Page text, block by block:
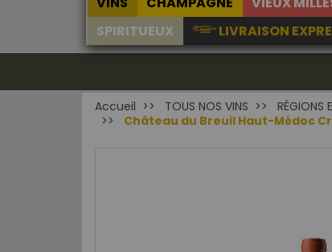
SPIRITUEUX
LIVRAISON
Accueil TOUS NOS VINS RÉGIONS
Château du Breuil Haut-Médoc